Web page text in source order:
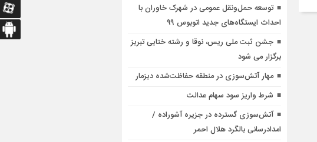
توسعه حمل‌ونقل عمومی در شهرک خاوران با
احداث ایستگاه‌های جدید اتوبوس ۹۹
جشن ثبت ملی ریس، نوقا و رشته ختایی تبریز
برگزار می شود
مهار آتش‌سوزی در منطقه حفاظت‌شده دیزمار
شرط واریز سود سهام عدالت
آتش‌سوزی گسترده در جزیره آشوراده /
امدادرسانی بالگرد هلال احمر